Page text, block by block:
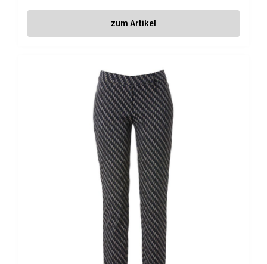
zum Artikel